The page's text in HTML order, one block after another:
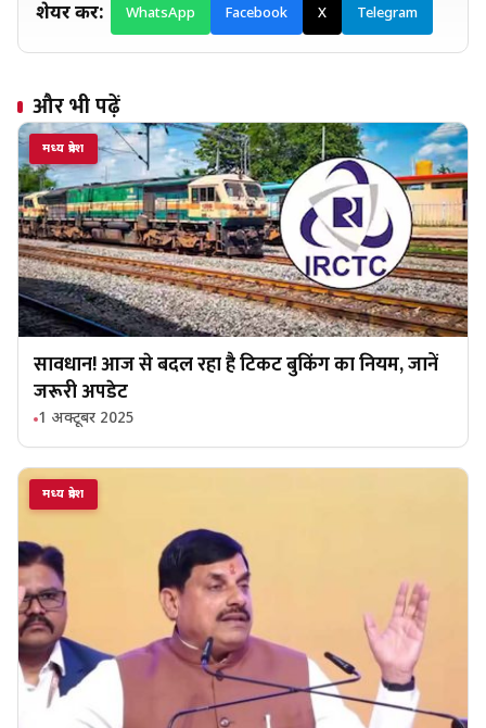
शेयर करें: WhatsApp Facebook X Telegram
और भी पढ़ें
मध्य प्रदेश
सावधान! आज से बदल रहा है टिकट बुकिंग का नियम, जानें
जरूरी अपडेट
1 अक्टूबर 2025
मध्य प्रदेश